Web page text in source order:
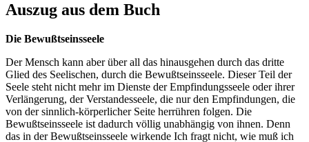
Auszug aus dem Buch
Die Bewußtseinsseele
Der Mensch kann aber über all das hinausgehen durch das dritte
Glied des Seelischen, durch die Bewußtseinsseele. Dieser Teil der
Seele steht nicht mehr im Dienste der Empfindungsseele oder ihrer
Verlängerung, der Verstandesseele, die nur den Empfindungen, die
von der sinnlich-körperlicher Seite herrühren folgen. Die
Bewußtseinsseele ist dadurch völlig unabhängig von ihnen. Denn
das in der Bewußtseinsseele wirkende Ich fragt nicht, wie muß ich